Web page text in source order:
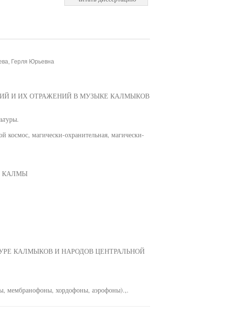
Герля Юрьевна
И ИХ ОТРАЖЕНИЙ В МУЗЫКЕ КАЛМЫКОВ
космос, магически-охранительная, магически-
КАЛМЫ
КАЛМЫКОВ И НАРОДОВ ЦЕНТРАЛЬНОЙ
мембранофоны, хордофоны, аэрофоны).,.